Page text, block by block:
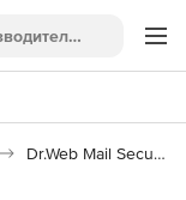
Dr.Web Mail Security Suite